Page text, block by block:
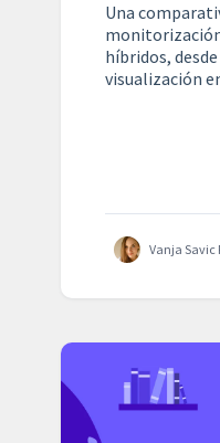
Una
híbridos,
visualización
Vanja Savic